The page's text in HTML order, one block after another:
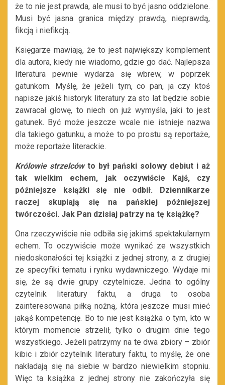
że to nie jest prawda, ale musi to być jasno oddzielone.
Musi być jasna granica między prawdą, nieprawdą,
fikcją i niefikcją.
Księgarze mawiają, że to jest największy komplement
dla autora, kiedy nie wiadomo, gdzie go dać. Najlepsza
literatura pewnie wydarza się wbrew, w poprzek
gatunkom. Myślę, że jeżeli tym, co pan, ja czy ktoś
napisze jakiś historyk literatury za sto lat będzie sobie
zawracał głowę, to niech on już wymyśla, jaki to jest
gatunek. Być może jeszcze wcale nie istnieje nazwa
dla takiego gatunku, a może to po prostu są reportaże,
może reportaże literackie.
Królowie strzelców to był pański solowy debiut i aż
tak wielkim echem, jak oczywiście Kajś, czy
późniejsze książki się nie odbił. Dziennikarze
raczej skupiają się na pańskiej późniejszej
twórczości. Jak Pan dzisiaj patrzy na tę książkę?
Ona rzeczywiście nie odbiła się jakimś spektakularnym
echem. To oczywiście może wynikać ze wszystkich
niedoskonałości tej książki z jednej strony, a z drugiej
ze specyfiki tematu i rynku wydawniczego. Wydaje mi
się, że są dwie grupy czytelnicze. Jedna to ogólny
czytelnik literatury faktu, a druga to osoba
zainteresowana piłką nożną, która jeszcze musi mieć
jakąś kompetencję. Bo to nie jest książka o tym, kto w
którym momencie strzelił, tylko o drugim dnie tego
wszystkiego. Jeżeli patrzymy na te dwa zbiory – zbiór
kibic i zbiór czytelnik literatury faktu, to myślę, że one
nakładają się na siebie w bardzo niewielkim stopniu.
Więc ta książka z jednej strony nie zakończyła się